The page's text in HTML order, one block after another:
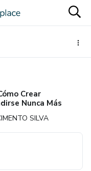
Crear
Nunca Más
SILVA